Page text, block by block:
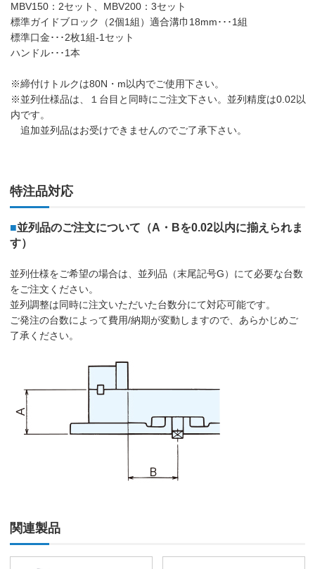
MBV150：2セット、MBV200：3セット
標準ガイドブロック（2個1組）適合溝巾18mm･･･1組
標準口金･･･2枚1組-1セット
ハンドル･･･1本
※締付けトルクは80N・m以内でご使用下さい。
※並列仕様品は、１台目と同時にご注文下さい。並列精度は0.02以
内です。
追加並列品はお受けできませんのでご了承下さい。
特注品対応
■並列品のご注文について（A・Bを0.02以内に揃えられま
す）
並列仕様をご希望の場合は、並列品（末尾記号G）にて必要な台数
をご注文ください。
並列調整は同時に注文いただいた台数分にて対応可能です。
ご発注の台数によって費用/納期が変動しますので、あらかじめご
了承ください。
関連製品